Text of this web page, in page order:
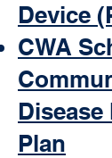
Device
CWA
Disease
Plan